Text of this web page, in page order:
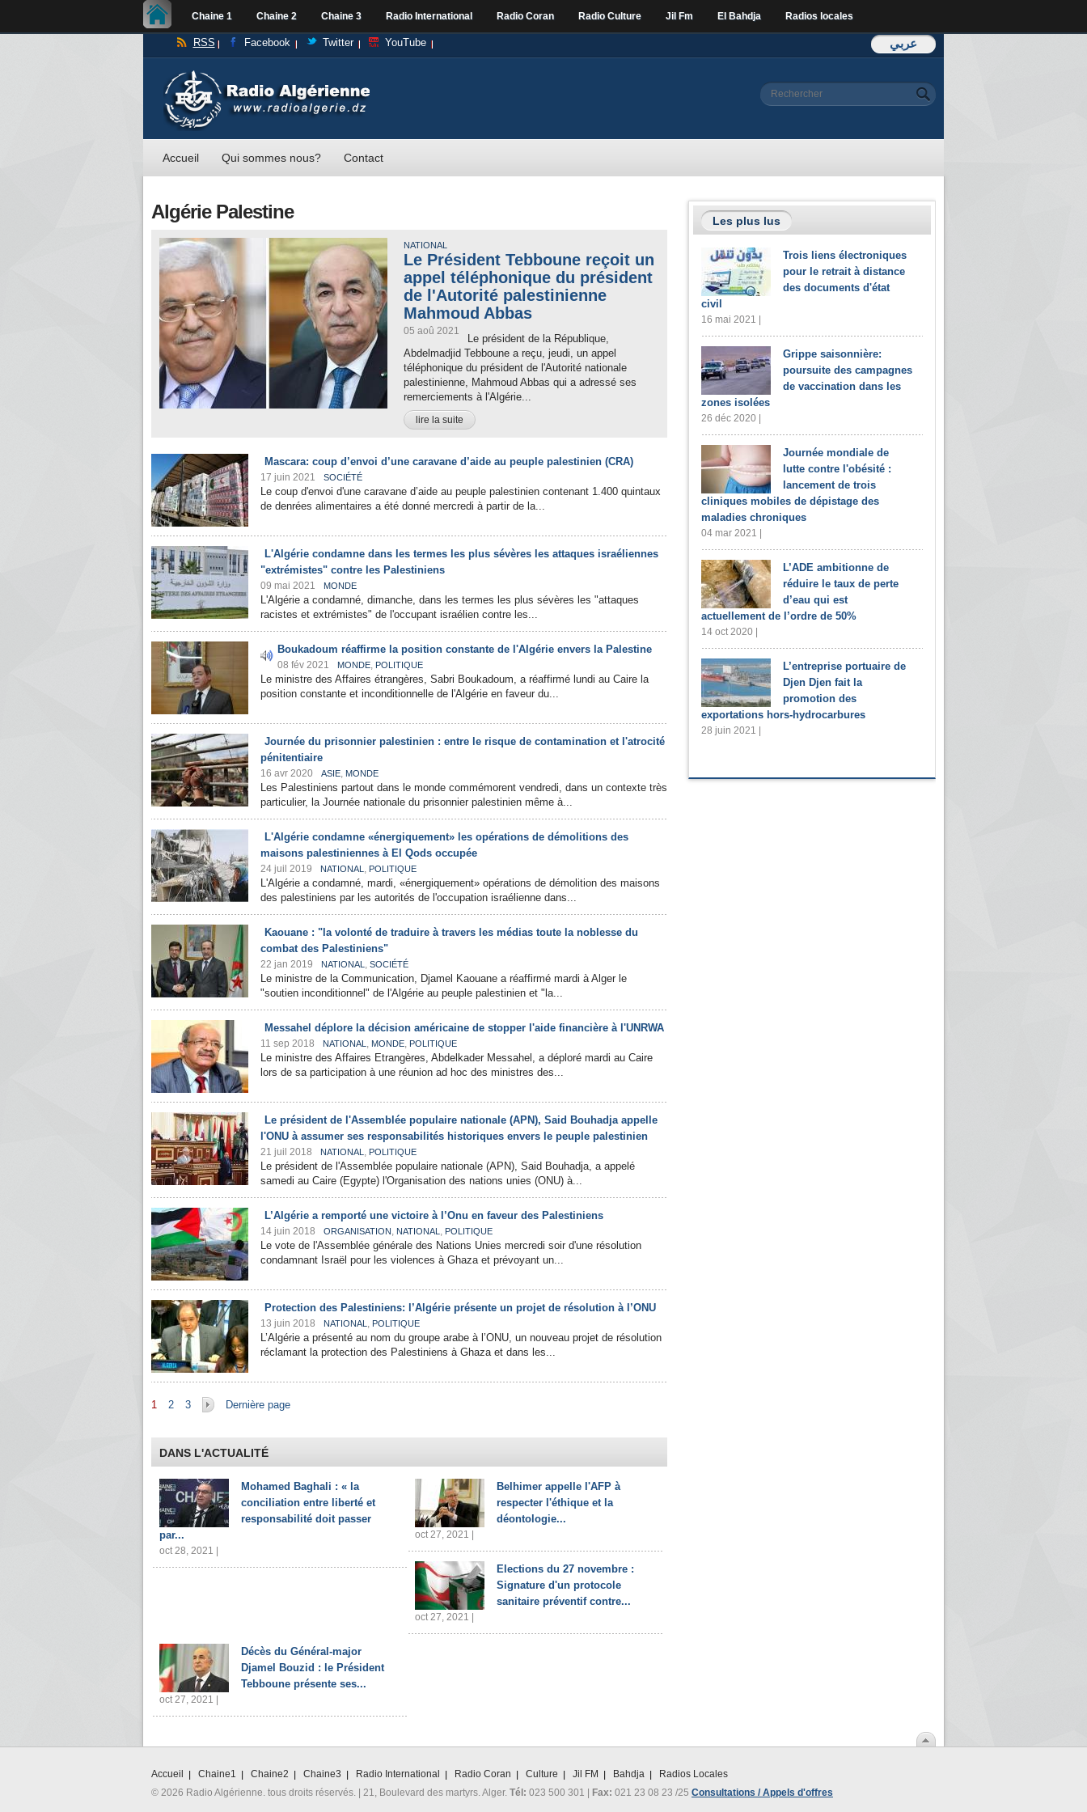
Chaine 1 Chaine 2 Chaine 3 Radio International Radio Coran Radio Culture Jil Fm El Bahdja Radios locales
عربي RSS Facebook Twitter YouTube
Formulaire de
Rechercher
Accueil Qui sommes nous? Contact
Algérie Palestine
NATIONAL
Le Président Tebboune reçoit un
appel téléphonique du président
de l'Autorité palestinienne
Mahmoud Abbas
05 aoû 2021
Le président de la République,
Abdelmadjid Tebboune a reçu, jeudi, un appel
téléphonique du président de l'Autorité nationale
palestinienne, Mahmoud Abbas qui a adressé ses
remerciements à l'Algérie...
lire la suite
Mascara: coup d’envoi d’une caravane d’aide au peuple palestinien (CRA)
17 juin 2021 SOCIÉTÉ
Le coup d'envoi d'une caravane d’aide au peuple palestinien contenant 1.400 quintaux
de denrées alimentaires a été donné mercredi à partir de la...
L'Algérie condamne dans les termes les plus sévères les attaques israéliennes
"extrémistes" contre les Palestiniens
09 mai 2021 MONDE
L'Algérie a condamné, dimanche, dans les termes les plus sévères les "attaques
racistes et extrémistes" de l'occupant israélien contre les...
Boukadoum réaffirme la position constante de l'Algérie envers la Palestine
08 fév 2021 MONDE, POLITIQUE
Le ministre des Affaires étrangères, Sabri Boukadoum, a réaffirmé lundi au Caire la
position constante et inconditionnelle de l'Algérie en faveur du...
Journée du prisonnier palestinien : entre le risque de contamination et l'atrocité
pénitentiaire
16 avr 2020 ASIE, MONDE
Les Palestiniens partout dans le monde commémorent vendredi, dans un contexte très
particulier, la Journée nationale du prisonnier palestinien même à...
L'Algérie condamne «énergiquement» les opérations de démolitions des
maisons palestiniennes à El Qods occupée
24 juil 2019 NATIONAL , POLITIQUE
L'Algérie a condamné, mardi, «énergiquement» opérations de démolition des maisons
des palestiniens par les autorités de l'occupation israélienne dans...
Kaouane : "la volonté de traduire à travers les médias toute la noblesse du
combat des Palestiniens"
22 jan 2019 NATIONAL , SOCIÉTÉ
Le ministre de la Communication, Djamel Kaouane a réaffirmé mardi à Alger le
"soutien inconditionnel" de l'Algérie au peuple palestinien et "la...
Messahel déplore la décision américaine de stopper l'aide financière à l'UNRWA
11 sep 2018 NATIONAL , MONDE, POLITIQUE
Le ministre des Affaires Etrangères, Abdelkader Messahel, a déploré mardi au Caire
lors de sa participation à une réunion ad hoc des ministres des...
Le président de l'Assemblée populaire nationale (APN), Said Bouhadja appelle
l'ONU à assumer ses responsabilités historiques envers le peuple palestinien
21 juil 2018 NATIONAL , POLITIQUE
Le président de l'Assemblée populaire nationale (APN), Said Bouhadja, a appelé
samedi au Caire (Egypte) l'Organisation des nations unies (ONU) à...
L’Algérie a remporté une victoire à l’Onu en faveur des Palestiniens
14 juin 2018 ORGANISATION, NATIONAL , POLITIQUE
Le vote de l'Assemblée générale des Nations Unies mercredi soir d'une résolution
condamnant Israël pour les violences à Ghaza et prévoyant un...
Protection des Palestiniens: l’Algérie présente un projet de résolution à l’ONU
13 juin 2018 NATIONAL , POLITIQUE
L’Algérie a présenté au nom du groupe arabe à l’ONU, un nouveau projet de résolution
réclamant la protection des Palestiniens à Ghaza et dans les...
Pages
1 2 3 Dernière page
DANS L'ACTUALITÉ
Mohamed Baghali : « la
conciliation entre liberté et
responsabilité doit passer
par...
oct 28, 2021 |
Belhimer appelle l'AFP à
respecter l'éthique et la
déontologie...
oct 27, 2021 |
Elections du 27 novembre :
Signature d'un protocole
sanitaire préventif contre...
oct 27, 2021 |
Décès du Général-major
Djamel Bouzid : le Président
Tebboune présente ses...
oct 27, 2021 |
Les plus lus
Trois liens électroniques
pour le retrait à distance
des documents d'état
civil
16 mai 2021 |
Grippe saisonnière:
poursuite des campagnes
de vaccination dans les
zones isolées
26 déc 2020 |
Journée mondiale de
lutte contre l'obésité :
lancement de trois
cliniques mobiles de dépistage des
maladies chroniques
04 mar 2021 |
L’ADE ambitionne de
réduire le taux de perte
d’eau qui est
actuellement de l’ordre de 50%
14 oct 2020 |
L’entreprise portuaire de
Djen Djen fait la
promotion des
exportations hors-hydrocarbures
28 juin 2021 |
Accueil Chaine1 Chaine2 Chaine3 Radio International Radio Coran Culture Jil FM Bahdja
Radios Locales
© 2026 Radio Algérienne. tous droits réservés. | 21, Boulevard des martyrs. Alger. Tél: 023 500 301 | Fax: 021 23 08 23 /25 Consultations / Appels d'offres